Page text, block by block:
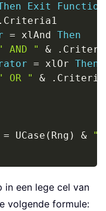
Exit
Function
. Criteria1
= xlAnd Then
AND " & .
= xlOr Then
OR " & .
= UCase ( Rng ) &
in een lege cel van
volgende formule: